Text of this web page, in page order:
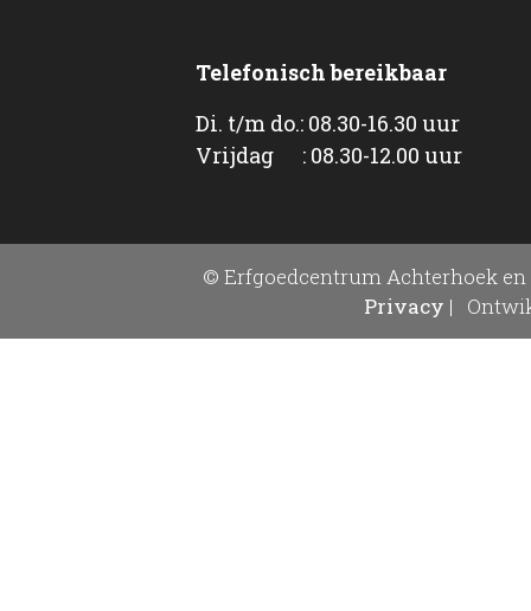
Telefonisch bereikbaar
Di. t/m do.: 08.30-16.30 uur
Vrijdag : 08.30-12.00 uur
© Erfgoedcentrum Achterhoek en
Privacy |